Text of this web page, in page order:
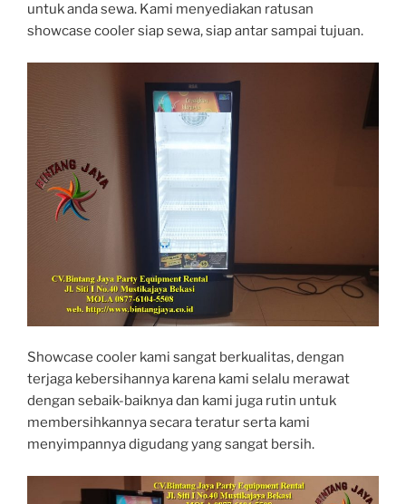
untuk anda sewa. Kami menyediakan ratusan
showcase cooler siap sewa, siap antar sampai tujuan.
Showcase cooler kami sangat berkualitas, dengan
terjaga kebersihannya karena kami selalu merawat
dengan sebaik-baiknya dan kami juga rutin untuk
membersihkannya secara teratur serta kami
menyimpannya digudang yang sangat bersih.